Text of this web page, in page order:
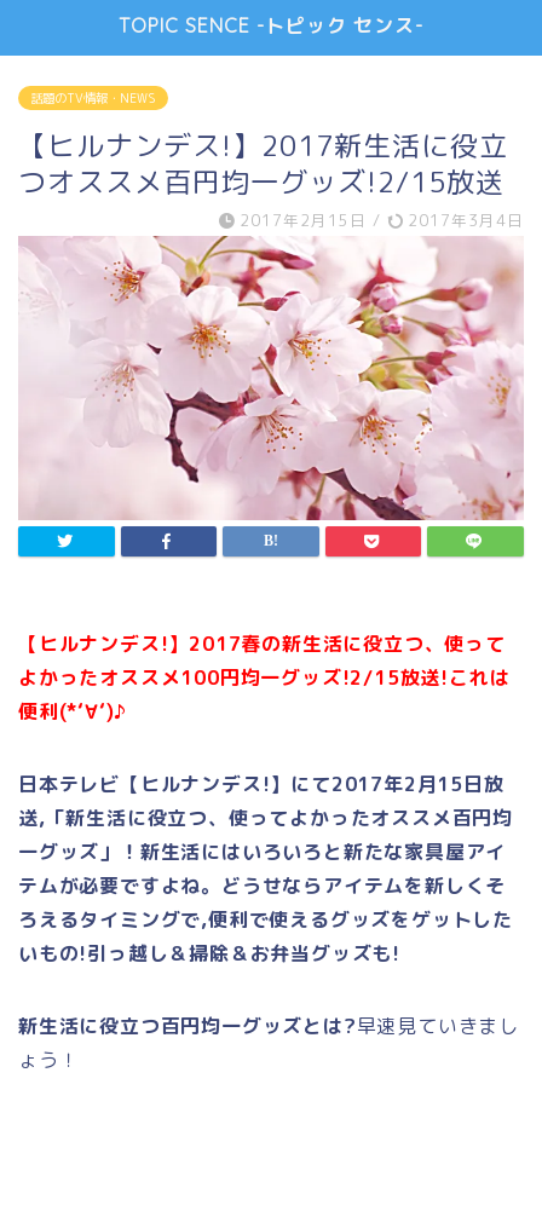
TOPIC SENCE -トピック センス-
話題のTV情報・NEWS
【ヒルナンデス!】2017新生活に役立
つオススメ百円均一グッズ!2/15放送
2017年2月15日 / 2017年3月4日
【ヒルナンデス!】2017春の新生活に役立つ、使って
よかったオススメ100円均一グッズ!2/15放送!これは
便利(*‘∀‘)♪
日本テレビ【ヒルナンデス!】にて2017年2月15日放
送,「新生活に役立つ、使ってよかったオススメ百円均
一グッズ」！新生活にはいろいろと新たな家具屋アイ
テムが必要ですよね。どうせならアイテムを新しくそ
ろえるタイミングで,便利で使えるグッズをゲットした
いもの!引っ越し＆掃除＆お弁当グッズも!
新生活に役立つ百円均一グッズとは?早速見ていきまし
ょう！